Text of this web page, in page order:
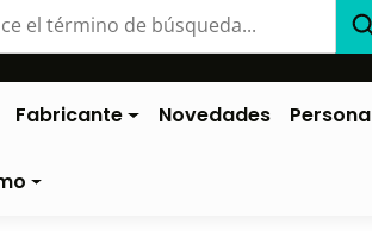
Fabricante Novedades